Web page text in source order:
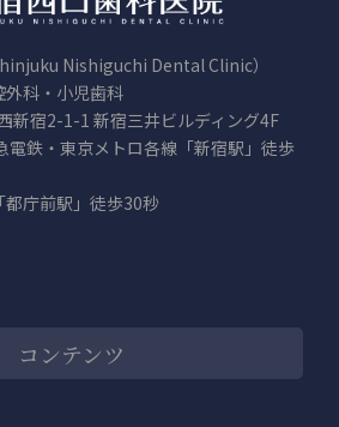
Nishiguchi Dental Clinic）
科・小児歯科
宿2-1-1 新宿三井ビルディング4F
電鉄・東京メトロ各線「新宿駅」徒歩
庁前駅」徒歩30秒
コンテンツ